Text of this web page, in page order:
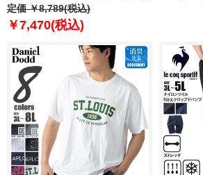
ツ 春夏新作 azp260202201t
【fre】
定価 ￥8,789(税込)
￥7,470(税込)